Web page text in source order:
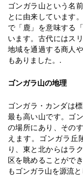
ゴンガラ山という名
とに由来しています
で「鹿」を意味する
います。古代にはス
地域を通過する商人
もありました。.
ゴンガラ山の地理
ゴンガラ・カンダは
最も高い山です。ゴ
の場所にあり、その
えます。ゴンガラ丘
り、東と北からはラ
区を眺めることがで
もゴンガラ山を源流